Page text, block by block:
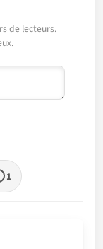
de lecteurs.
1